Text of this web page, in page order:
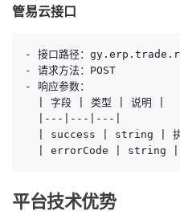
管易云接口
- 接口路径：
- 请求方法：POST
- 响应参数：
  | 字段 | 类型 | 说明 |
  |---|---|---|
| success | string | 执
| errorCode | string |
平台技术优势